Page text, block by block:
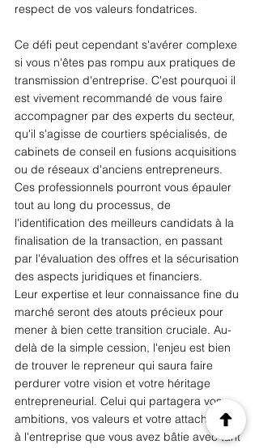
respect de vos valeurs fondatrices.
Ce défi peut cependant s'avérer complexe
si vous n'êtes pas rompu aux pratiques de
transmission d'entreprise. C'est pourquoi il
est vivement recommandé de vous faire
accompagner par des experts du secteur,
qu'il s'agisse de courtiers spécialisés, de
cabinets de conseil en fusions acquisitions
ou de réseaux d'anciens entrepreneurs.
Ces professionnels pourront vous épauler
tout au long du processus, de
l'identification des meilleurs candidats à la
finalisation de la transaction, en passant
par l'évaluation des offres et la sécurisation
des aspects juridiques et financiers.
Leur expertise et leur connaissance fine du
marché seront des atouts précieux pour
mener à bien cette transition cruciale. Au-
delà de la simple cession, l'enjeu est bien
de trouver le repreneur qui saura faire
perdurer votre vision et votre héritage
entrepreneurial. Celui qui partagera vos
ambitions, vos valeurs et votre attachement
à l'entreprise que vous avez bâtie avec tant